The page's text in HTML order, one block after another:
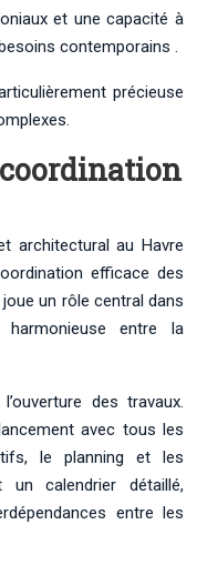
et une capacité à
contemporains .
précieuse
architectural au Havre
efficace des
un rôle central dans
entre la
des travaux.
avec tous les
le planning et les
calendrier détaillé,
entre les